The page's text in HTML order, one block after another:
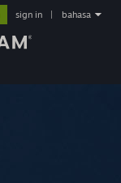
sign in bahasa